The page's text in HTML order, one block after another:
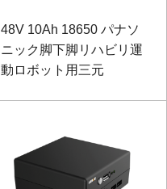
48V 10Ah 18650 パナソ
ニック脚下脚リハビリ運
動ロボット用三元